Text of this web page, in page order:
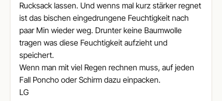
Rucksack lassen. Und wenns mal kurz stärker regnet
ist das bischen eingedrungene Feuchtigkeit nach
paar Min wieder weg. Drunter keine Baumwolle
tragen was diese Feuchtigkeit aufzieht und
speichert.
Wenn man mit viel Regen rechnen muss, auf jeden
Fall Poncho oder Schirm dazu einpacken.
LG